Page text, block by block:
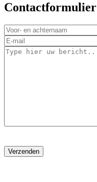
Contactformulier
Verzenden